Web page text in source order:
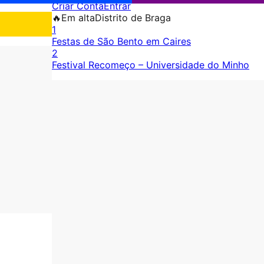
Criar ContaEntrar
🔥 Em altaDistrito de Braga
1
Festas de São Bento em Caires
2
Festival Recomeço – Universidade do Minho